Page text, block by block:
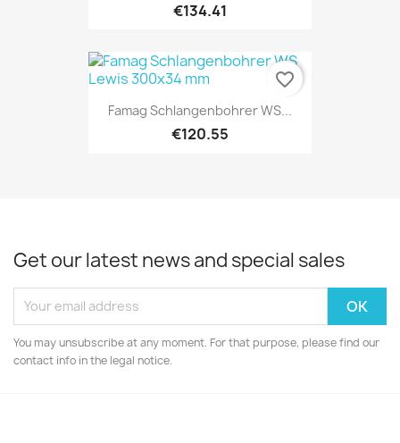
€134.41
Famag Schlangenbohrer WS...
€120.55
favorite_border
Get our latest news and special sales
You may unsubscribe at any moment. For that purpose, please find our
contact info in the legal notice.